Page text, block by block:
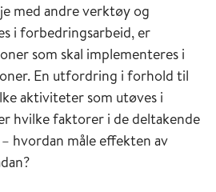
med andre verktøy og
i forbedringsarbeid, er
som skal implementeres i
En utfordring i forhold til
aktiviteter som utøves i
hvilke faktorer i de deltakende
hvordan måle effekten av